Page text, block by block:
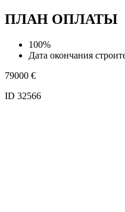
ПЛАН ОПЛАТЫ
100%
Дата окончания
79000 €
ID 32566